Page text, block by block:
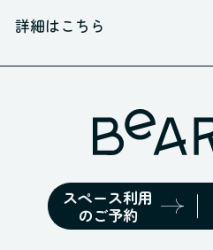
詳細はこちら
スペース利用
のご予約